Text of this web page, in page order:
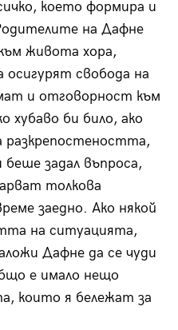
което формира и
на Дафне
живота хора,
свобода на
и отговорност към
хубаво би било, ако
разкрепостеността,
задал въпроса,
толкова
заедно. Ако някой
на ситуацията,
Дафне да се чуди
е имало нещо
които я бележат за